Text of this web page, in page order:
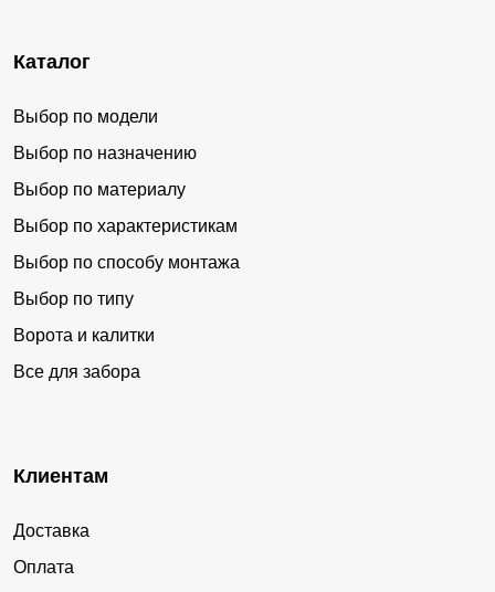
Каталог
Выбор по модели
Выбор по назначению
Выбор по материалу
Выбор по характеристикам
Выбор по способу монтажа
Выбор по типу
Ворота и калитки
Все для забора
Клиентам
Доставка
Оплата